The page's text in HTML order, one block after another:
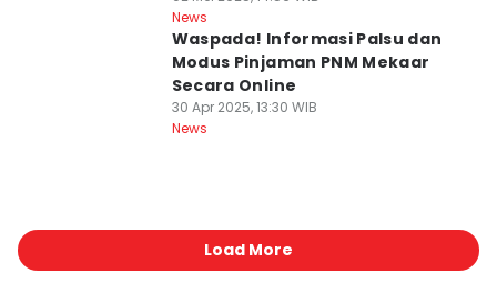
News
Waspada! Informasi Palsu dan
Modus Pinjaman PNM Mekaar
Secara Online
30 Apr 2025, 13:30 WIB
News
Load More